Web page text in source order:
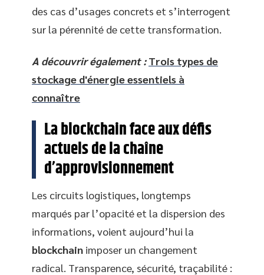
des cas d’usages concrets et s’interrogent
sur la pérennité de cette transformation.
A découvrir également : Trois types de
stockage d'énergie essentiels à
connaître
La blockchain face aux défis
actuels de la chaîne
d’approvisionnement
Les circuits logistiques, longtemps
marqués par l’opacité et la dispersion des
informations, voient aujourd’hui la
blockchain imposer un changement
radical. Transparence, sécurité, traçabilité :